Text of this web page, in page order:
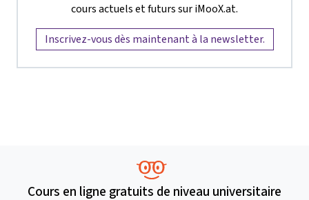
cours actuels et futurs sur iMooX.at.
Inscrivez-vous dès maintenant à la newsletter.
Cours en ligne gratuits de niveau universitaire